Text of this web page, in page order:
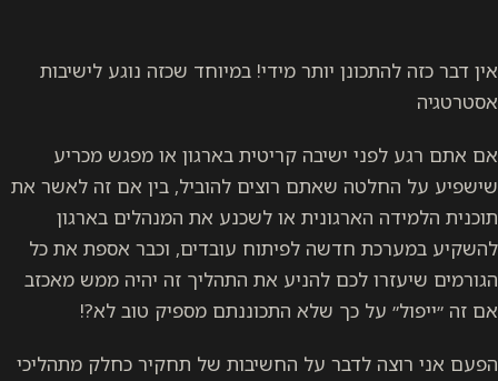
אין דבר כזה להתכונן יותר מידי! במיוחד שכזה נוגע לישיבות
אסטרטגיה
אם אתם רגע לפני ישיבה קריטית בארגון או מפגש מכריע
שישפיע על החלטה שאתם רוצים להוביל, בין אם זה לאשר את
תוכנית הלמידה הארגונית או לשכנע את המנהלים בארגון
להשקיע במערכת חדשה לפיתוח עובדים, וכבר אספת את כל
הגורמים שיעזרו לכם להניע את התהליך זה יהיה ממש מאכזב
אם זה ״ייפול״ על כך שלא התכוננתם מספיק טוב לא?!
הפעם אני רוצה לדבר על החשיבות של תחקיר כחלק מתהליכי